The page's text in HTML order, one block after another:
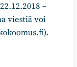
–
viestiä voi